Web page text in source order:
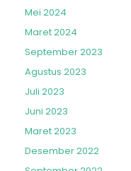
Mei 2024
Maret 2024
September 2023
Agustus 2023
Juli 2023
Juni 2023
Maret 2023
Desember 2022